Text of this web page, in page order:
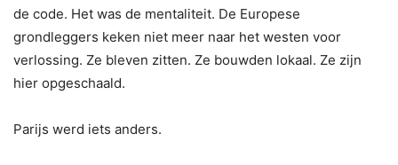
de code. Het was de mentaliteit. De Europese
grondleggers keken niet meer naar het westen voor
verlossing. Ze bleven zitten. Ze bouwden lokaal. Ze zijn
hier opgeschaald.
Parijs werd iets anders.